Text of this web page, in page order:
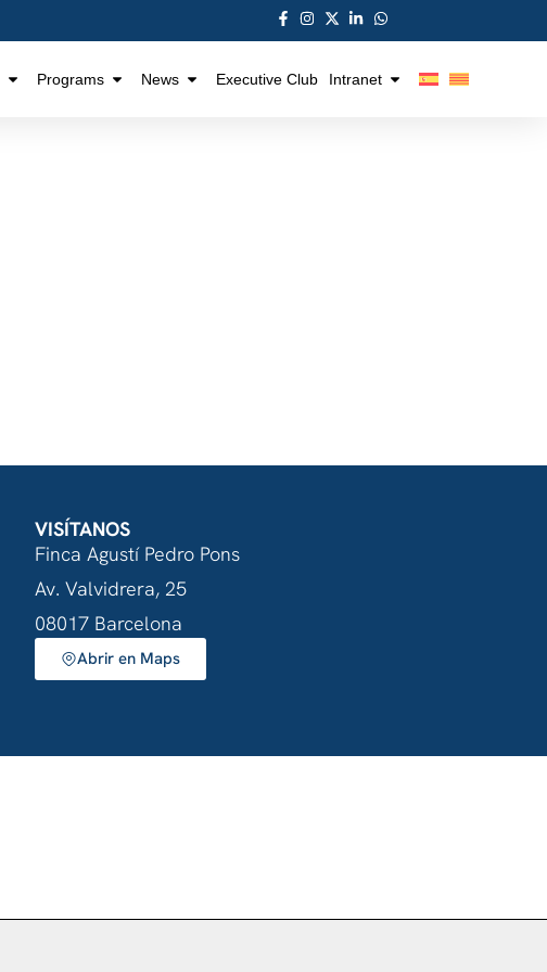
Programs News Executive Club Intranet
VISÍTANOS
Finca Agustí Pedro Pons
Av. Valvidrera, 25
08017 Barcelona
Abrir en Maps